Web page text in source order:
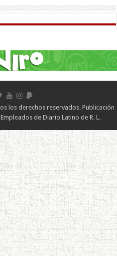
los derechos reservados. Publicación
de Diario Latino de R. L.